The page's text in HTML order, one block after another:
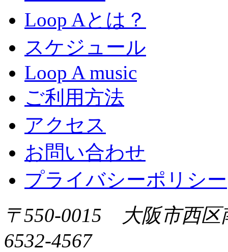
Loop Aとは？
スケジュール
Loop A music
ご利用方法
アクセス
お問い合わせ
プライバシーポリシー
〒550-0015 大阪市西
6532-4567